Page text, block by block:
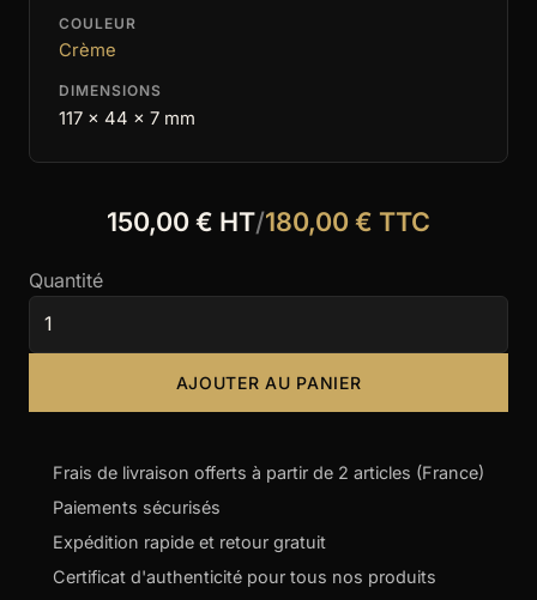
COULEUR
Crème
DIMENSIONS
117 x 44 x 7 mm
150,00 € HT/180,00 € TTC
Quantité
AJOUTER AU PANIER
Frais de livraison offerts à partir de 2 articles (France)
Paiements sécurisés
Expédition rapide et retour gratuit
Certificat d'authenticité pour tous nos produits